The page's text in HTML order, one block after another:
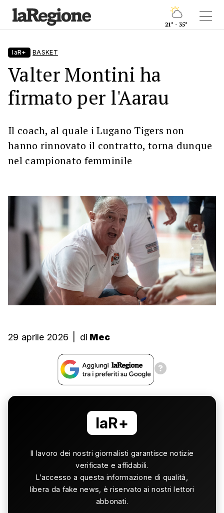
21° - 35°
laR+ BASKET
Valter Montini ha
firmato per l'Aarau
Il coach, al quale i Lugano Tigers non
hanno rinnovato il contratto, torna dunque
nel campionato femminile
29 aprile 2026 di Mec
laR+
Il lavoro dei nostri giornalisti garantisce notizie
verificate e affidabili.
L’accesso a questa informazione di qualità,
libera da fake news, è riservato ai nostri lettori
abbonati.